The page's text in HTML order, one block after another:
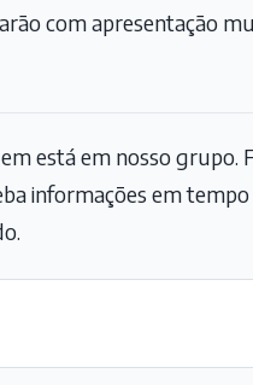
com apresentação
está em nosso grupo.
informações em